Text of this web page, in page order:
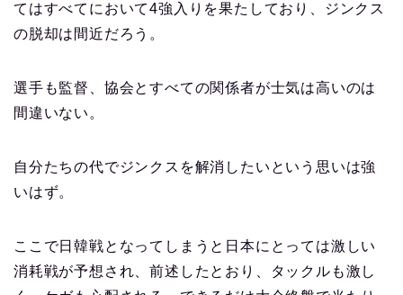
てはすべてにおいて4強入りを果たしており、ジンクス
の脱却は間近だろう。
選手も監督、協会とすべての関係者が士気は高いのは
間違いない。
自分たちの代でジンクスを解消したいという思いは強
いはず。
ここで日韓戦となってしまうと日本にとっては激しい
消耗戦が予想され、前述したとおり、タックルも激し